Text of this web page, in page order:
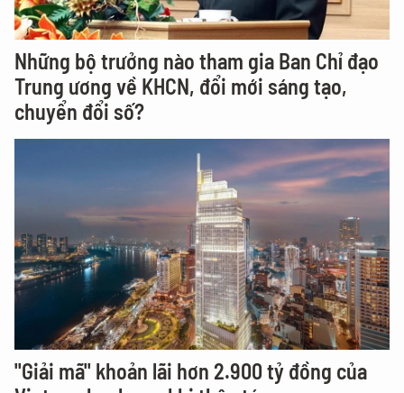
Những bộ trưởng nào tham gia Ban Chỉ đạo
Trung ương về KHCN, đổi mới sáng tạo,
chuyển đổi số?
"Giải mã" khoản lãi hơn 2.900 tỷ đồng của